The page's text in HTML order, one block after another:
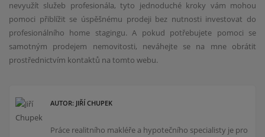
nevyužít služeb profesionála, tyto jednoduché kroky vám mohou
pomoci přiblížit se úspěšnému prodeji bez nutnosti investovat do
profesionálního home stagingu. A pokud potřebujete pomoci se
samotným prodejem nemovitosti, neváhejte se na mne obrátit
prostřednictvím kontaktů na tomto webu.
AUTOR: JIŘÍ CHUPEK
Práce realitního makléře a hypotečního specialisty je pro